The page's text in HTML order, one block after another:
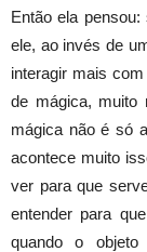
Então ela
ele, ao invés de
interagir mais
de mágica, muito
mágica não é só
acontece muito
ver para que
entender para
quando o